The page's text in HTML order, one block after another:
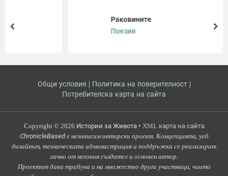
Раковините
prev
Общи условия | Политика на поверителност|
Потребителска карта на сайта
Copyright © 2026 Истории за Живота • XML карта на сайта
ChronicleBased е независим авторски проект. Концепцията, уеб
дизайнът, техническата администрация и поддръжка се реализират
лично от неговия създател и основен автор.
Проектът дава трибуна и на множество други участници, чиито